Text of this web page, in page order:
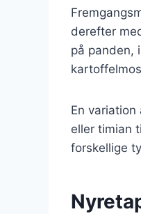
derefter
på panden,
En
eller timian
forskellige